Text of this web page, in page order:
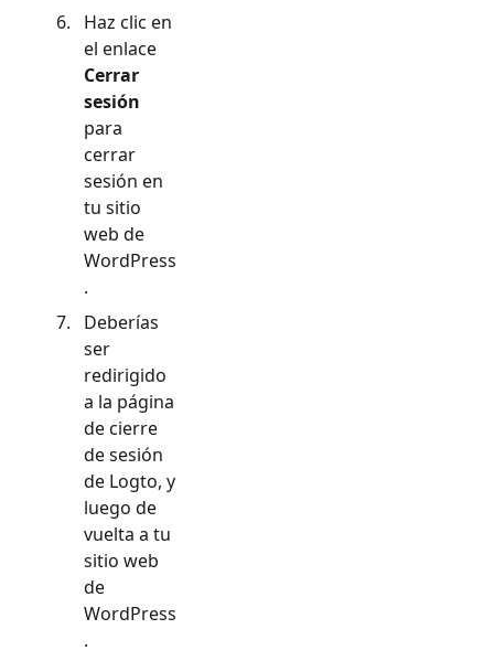
Haz clic en
el enlace
Cerrar
sesión
para
cerrar
sesión en
tu sitio
web de
WordPress
.
Deberías
ser
redirigido
a la página
de cierre
de sesión
de Logto, y
luego de
vuelta a tu
sitio web
de
WordPress
.